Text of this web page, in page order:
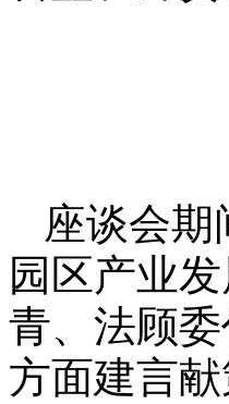
座谈会
园区产业
青、法顾
方面建言